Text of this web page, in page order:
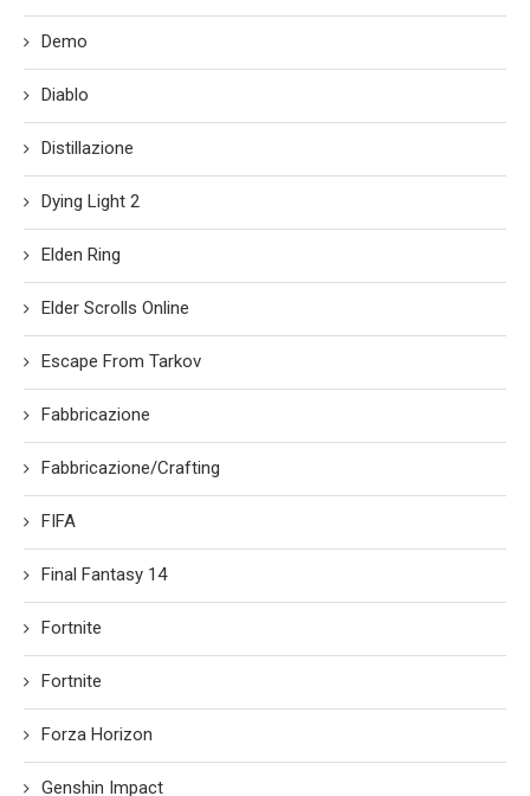
Demo
Diablo
Distillazione
Dying Light 2
Elden Ring
Elder Scrolls Online
Escape From Tarkov
Fabbricazione
Fabbricazione/Crafting
FIFA
Final Fantasy 14
Fortnite
Fortnite
Forza Horizon
Genshin Impact